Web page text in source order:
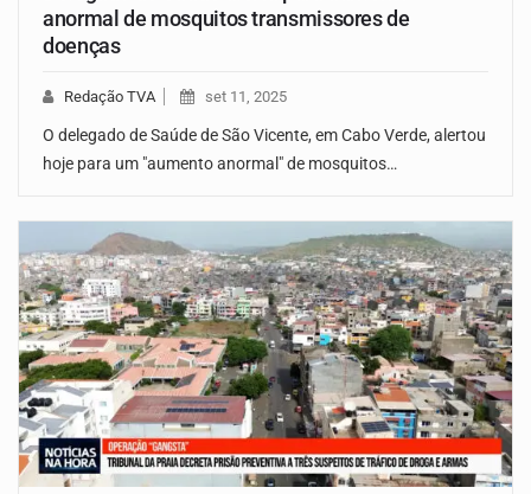
anormal de mosquitos transmissores de
doenças
Redação TVA set 11, 2025
O delegado de Saúde de São Vicente, em Cabo Verde, alertou
hoje para um "aumento anormal" de mosquitos…